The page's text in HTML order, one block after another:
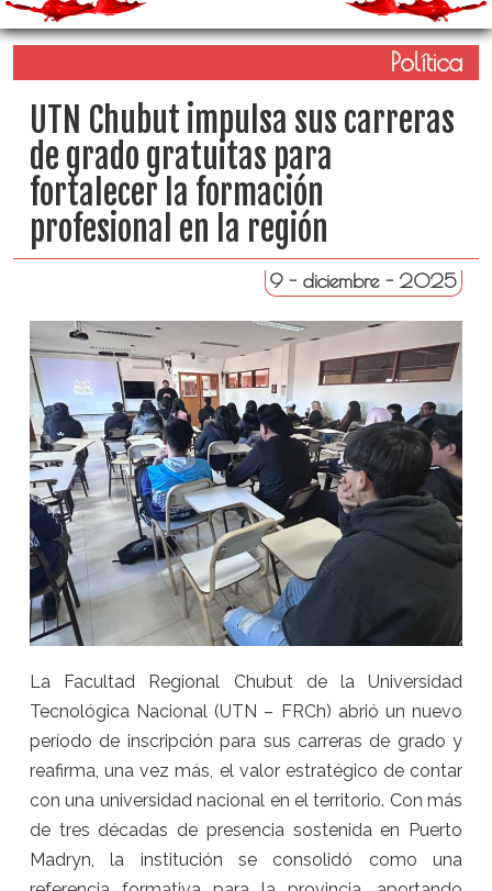
Política
UTN Chubut impulsa sus carreras
de grado gratuitas para
fortalecer la formación
profesional en la región
9 - diciembre - 2025
La Facultad Regional Chubut de la Universidad
Tecnológica Nacional (UTN – FRCh) abrió un nuevo
período de inscripción para sus carreras de grado y
reafirma, una vez más, el valor estratégico de contar
con una universidad nacional en el territorio. Con más
de tres décadas de presencia sostenida en Puerto
Madryn, la institución se consolidó como una